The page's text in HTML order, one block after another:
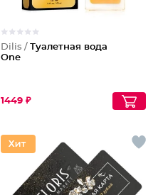
Dilis / Туалетная вода
One
1449 ₽